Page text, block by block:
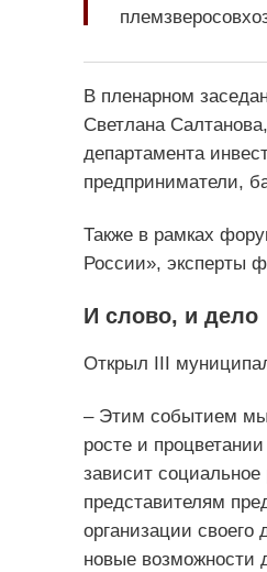
В пленарном
Светлана
департамента
предприниматели,
Также в рамках
России», эксперты
И слово, и дело
Открыл III
– Этим событием мы
росте и
зависит
представителям
организации
новые возможности